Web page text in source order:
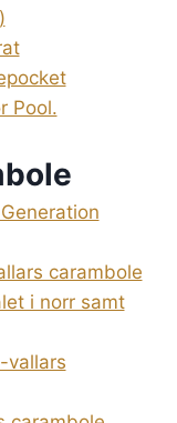
Pool.
carambole
i norr samt
vallars